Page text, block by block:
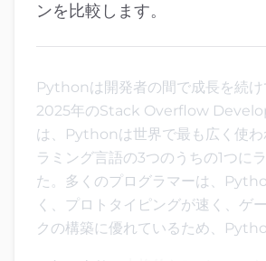
ンを比較します。
Pythonは開発者の間で成長を続け
2025年のStack Overflow
は、Pythonは世界で最も広く使
ラミング言語の3つのうちの1つに
た。多くのプログラマーは、
く、プロトタイピングが速く、ゲ
クの構築に優れているため、